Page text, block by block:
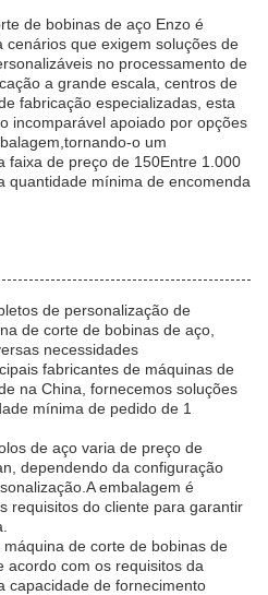
de bobinas de aço Enzo é
que exigem soluções de
no processamento de
a grande escala, centros de
fabricação especializadas, esta
incomparável apoiado por opções
o um
faixa de preço de 150Entre 1.000
quantidade mínima de encomenda
de personalização de
de corte de bobinas de aço,
necessidades
fabricantes de máquinas de
na China, fornecemos soluções
mínima de pedido de 1
de aço varia de preço de
dependendo da configuração
embalagem é
requisitos do cliente para garantir
de corte de bobinas de
acordo com os requisitos da
capacidade de fornecimento